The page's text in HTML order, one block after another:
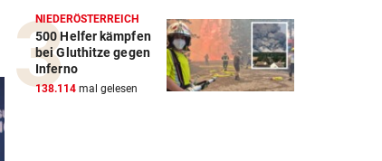
NIEDERÖSTERREICH
500 Helfer kämpfen
bei Gluthitze gegen
Inferno
138.114 mal gelesen